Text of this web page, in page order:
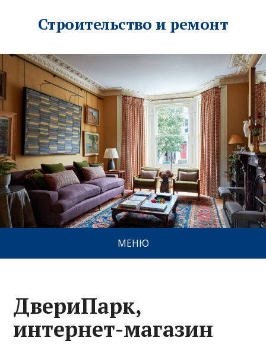
Строительство и ремонт
МЕНЮ
ДвериПарк,
интернет-магазин